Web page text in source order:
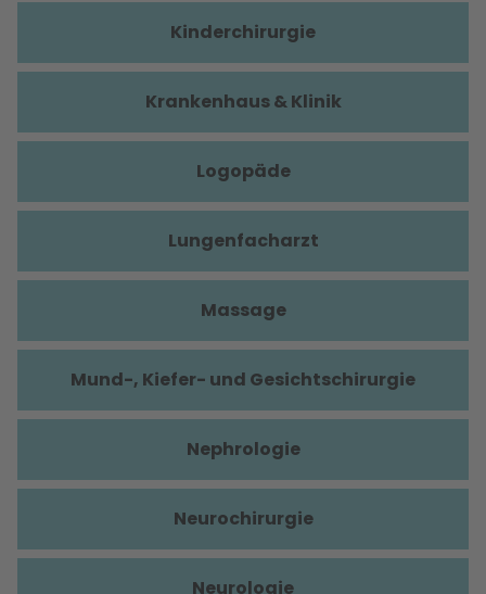
Kinderchirurgie
Krankenhaus & Klinik
Logopäde
Lungenfacharzt
Massage
Mund-, Kiefer- und Gesichtschirurgie
Nephrologie
Neurochirurgie
Neurologie